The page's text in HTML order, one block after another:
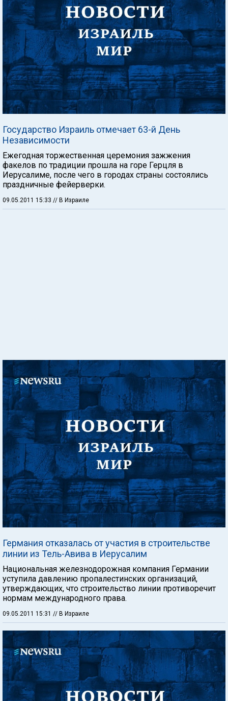
Государство Израиль отмечает 63-й День
Независимости
Ежегодная торжественная церемония зажжения
факелов по традиции прошла на горе Герцля в
Иерусалиме, после чего в городах страны состоялись
праздничные фейерверки.
09.05.2011 15:33 // В Израиле
Германия отказалась от участия в строительстве
линии из Тель-Авива в Иерусалим
Национальная железнодорожная компания Германии
уступила давлению пропалестинских организаций,
утверждающих, что строительство линии противоречит
нормам международного права.
09.05.2011 15:31 // В Израиле